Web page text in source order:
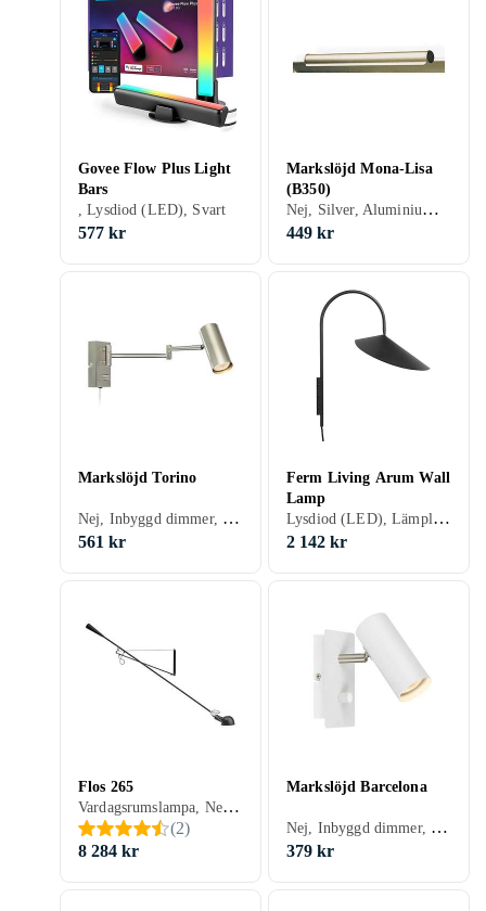
Govee Flow Plus Light
Bars
, Lysdiod (LED), Svart
577 kr
Markslöjd Mona-Lisa
(B350)
Nej, Silver, Aluminium, Grå/Antracit, Beige, Gul, Brun, Mässing, E14
449 kr
Markslöjd Torino
Nej, Inbyggd dimmer, Spotlight, Vit, Rostfri/krom, Svart, Aluminium, GU10
561 kr
Ferm Living Arum Wall
Lamp
Lysdiod (LED), Lämplig som nattlampa, Vit, Svart, Aluminium, Beige, Guld, E14
2 142 kr
Flos 265
Vardagsrumslampa, Nej, Inbyggd strömbrytare, Vit, Svart, Silver, Aluminium, Grå/Antracit, Blå, Röd, Mässing, E27
(2)
8 284 kr
Markslöjd Barcelona
Nej, Inbyggd dimmer, Spotlight, Vit, Rostfri/krom, Svart, Silver, Aluminium, Grå/Antracit, GU10
379 kr